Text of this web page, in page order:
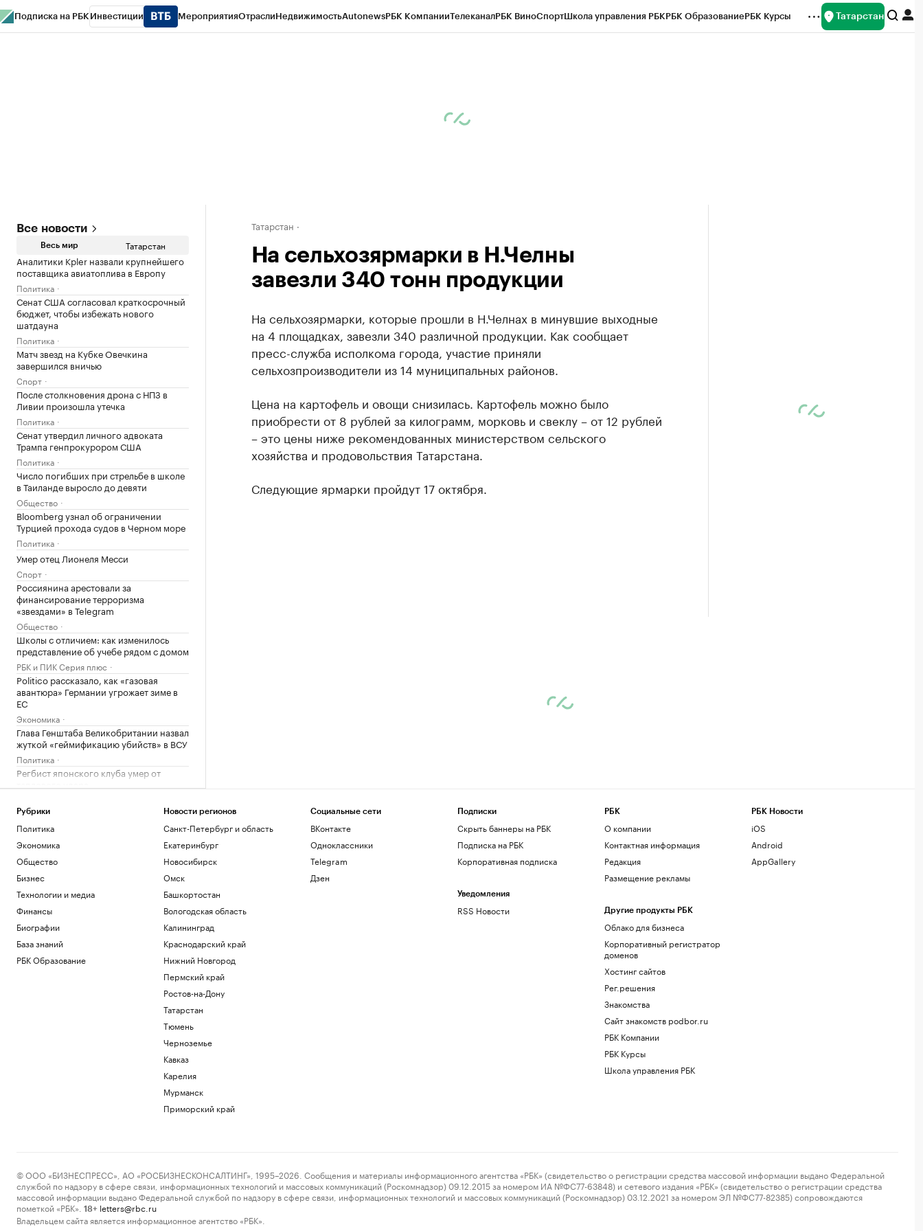
Подписка на РБК Инвестиции МероприятияОтраслиНедвижимостьAutonewsРБК КомпанииТелеканалРБК ВиноСпортШкола управления РБКРБК ОбразованиеРБК Курсы Татарстан
Все новости
Весь мир Татарстан
Аналитики Kpler назвали крупнейшего
поставщика авиатоплива в Европу
Политика
Сенат США согласовал краткосрочный
бюджет, чтобы избежать нового
шатдауна
Политика
Матч звезд на Кубке Овечкина
завершился вничью
Спорт
После столкновения дрона с НПЗ в
Ливии произошла утечка
Политика
Сенат утвердил личного адвоката
Трампа генпрокурором США
Политика
Число погибших при стрельбе в школе
в Таиланде выросло до девяти
Общество
Bloomberg узнал об ограничении
Турцией прохода судов в Черном море
Политика
Умер отец Лионеля Месси
Спорт
Россиянина арестовали за
финансирование терроризма
«звездами» в Telegram
Общество
Школы с отличием: как изменилось
представление об учебе рядом с домом
РБК и ПИК Серия плюс
Politico рассказало, как «газовая
авантюра» Германии угрожает зиме в
ЕС
Экономика
Глава Генштаба Великобритании назвал
жуткой «геймификацию убийств» в ВСУ
Политика
Регбист японского клуба умер от
Фон дер Ляйен призвала перекрывать
доходы России «со всех сторон»
Политика
Как выход на фондовый рынок изменил
компании малого бизнеса
РБК и МСП Банк
Обладатель Кубка Стэнли Кузнецов
подписал контракт с «Сибирью»
В Абхазии во второй раз за неделю
произошло отключение электричества
Общество
Как работает крупнейшая товарно-
Двух девочек после атаки БПЛА под
Геленджиком доставили в больницу
Татарстан
На сельхозярмарки в Н.Челны
завезли 340 тонн продукции
На сельхозярмарки, которые прошли в Н.Челнах в минувшие выходные
на 4 площадках, завезли 340 различной продукции. Как сообщает
пресс-служба исполкома города, участие приняли
сельхозпроизводители из 14 муниципальных районов.
Цена на картофель и овощи снизилась. Картофель можно было
приобрести от 8 рублей за килограмм, морковь и свеклу – от 12 рублей
– это цены ниже рекомендованных министерством сельского
хозяйства и продовольствия Татарстана.
Следующие ярмарки пройдут 17 октября.
Рубрики
Политика
Экономика
Общество
Бизнес
Технологии и медиа
Финансы
Биографии
База знаний
РБК Образование
Новости регионов
Санкт-Петербург и область
Екатеринбург
Новосибирск
Омск
Башкортостан
Вологодская область
Калининград
Краснодарский край
Нижний Новгород
Пермский край
Ростов-на-Дону
Татарстан
Тюмень
Черноземье
Кавказ
Карелия
Мурманск
Приморский край
Социальные сети
ВКонтакте
Одноклассники
Telegram
Дзен
Подписки
Скрыть баннеры на РБК
Подписка на РБК
Корпоративная подписка
Уведомления
RSS Новости
РБК
О компании
Контактная информация
Редакция
Размещение рекламы
Другие продукты РБК
Облако для бизнеса
Корпоративный регистратор
доменов
Хостинг сайтов
Рег.решения
Знакомства
Сайт знакомств podbor.ru
РБК Компании
РБК Курсы
Школа управления РБК
РБК Новости
iOS
Android
AppGallery
© ООО «БИЗНЕСПРЕСС», АО «РОСБИЗНЕСКОНСАЛТИНГ», 1995–2026. Сообщения и материалы информационного агентства «РБК» (свидетельство о регистрации средства массовой информации выдано Федеральной
службой по надзору в сфере связи, информационных технологий и массовых коммуникаций (Роскомнадзор) 09.12.2015 за номером ИА №ФС77-63848) и сетевого издания «РБК» (свидетельство о регистрации средства
массовой информации выдано Федеральной службой по надзору в сфере связи, информационных технологий и массовых коммуникаций (Роскомнадзор) 03.12.2021 за номером ЭЛ №ФС77-82385) сопровождаются
пометкой «РБК».
18+ letters@rbc.ru
Владельцем сайта является информационное агентство «РБК».